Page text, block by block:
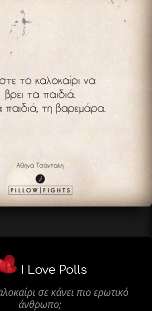
I Love Polls
σε κάνει πιο ερωτικό
άνθρωπο;